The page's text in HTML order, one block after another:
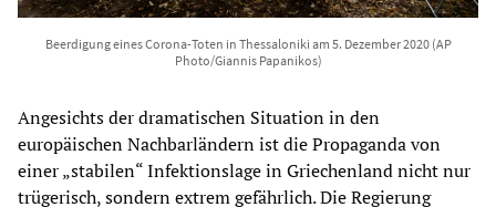
Beerdigung eines Corona-Toten in Thessaloniki am 5. Dezember 2020 (AP
Photo/Giannis Papanikos)
Angesichts der dramatischen Situation in den
europäischen Nachbarländern ist die Propaganda von
einer „stabilen“ Infektionslage in Griechenland nicht nur
trügerisch, sondern extrem gefährlich. Die Regierung